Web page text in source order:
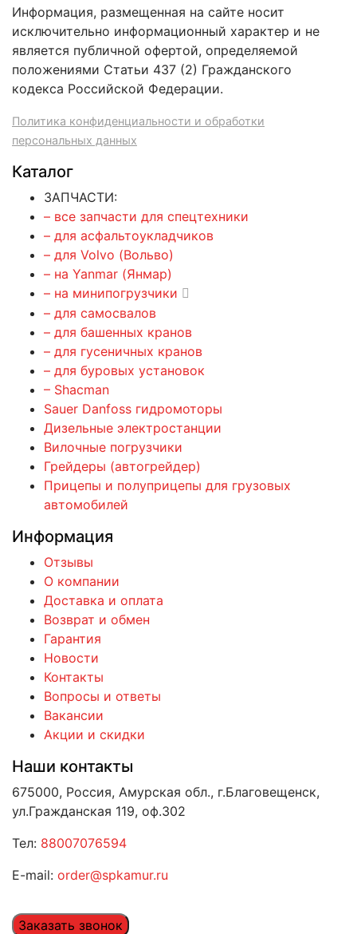
Информация, размещенная на сайте носит
исключительно информационный характер и не
является публичной офертой, определяемой
положениями Статьи 437 (2) Гражданского
кодекса Российской Федерации.
Политика конфиденциальности и обработки
персональных данных
Каталог
ЗАПЧАСТИ:
– все запчасти для спецтехники
– для асфальтоукладчиков
– для Volvo (Вольво)
– на Yanmar (Янмар)
– на минипогрузчики
– для самосвалов
– для башенных кранов
– для гусеничных кранов
– для буровых установок
– Shacman
Sauer Danfoss гидромоторы
Дизельные электростанции
Вилочные погрузчики
Грейдеры (автогрейдер)
Прицепы и полуприцепы для грузовых
автомобилей
Информация
Отзывы
О компании
Доставка и оплата
Возврат и обмен
Гарантия
Новости
Контакты
Вопросы и ответы
Вакансии
Акции и скидки
Наши контакты
675000, Россия, Амурская обл., г.Благовещенск,
ул.Гражданская 119, оф.302
Тел: 88007076594
E-mail: order@spkamur.ru
Заказать звонок